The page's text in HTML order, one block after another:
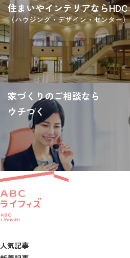
住まいやインテリアならHDC
（ハウジング・デザイン・センター）
家づくりのご相談なら
ウチつく
人気記事